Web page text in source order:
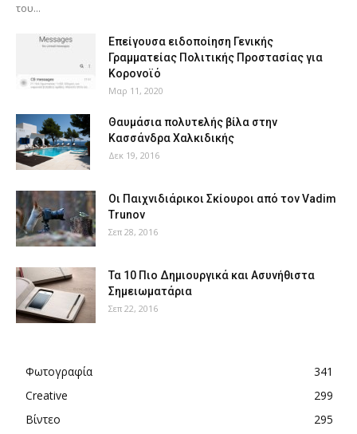
του...
Επείγουσα ειδοποίηση Γενικής
Γραμματείας Πολιτικής Προστασίας για
Κορονοϊό
Μαρ 11, 2020
Θαυμάσια πολυτελής βίλα στην
Κασσάνδρα Χαλκιδικής
Δεκ 19, 2016
Οι Παιχνιδιάρικοι Σκίουροι από τον Vadim
Trunov
Σεπ 28, 2016
Τα 10 Πιο Δημιουργικά και Ασυνήθιστα
Σημειωματάρια
Σεπ 22, 2016
Φωτογραφία
341
Creative
299
Βίντεο
295